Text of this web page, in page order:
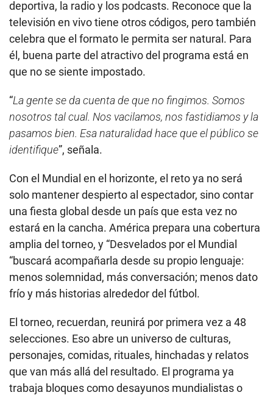
deportiva, la radio y los podcasts. Reconoce que la
televisión en vivo tiene otros códigos, pero también
celebra que el formato le permita ser natural. Para
él, buena parte del atractivo del programa está en
que no se siente impostado.
“La gente se da cuenta de que no fingimos. Somos
nosotros tal cual. Nos vacilamos, nos fastidiamos y la
pasamos bien. Esa naturalidad hace que el público se
identifique”, señala.
Con el Mundial en el horizonte, el reto ya no será
solo mantener despierto al espectador, sino contar
una fiesta global desde un país que esta vez no
estará en la cancha. América prepara una cobertura
amplia del torneo, y “Desvelados por el Mundial
“buscará acompañarla desde su propio lenguaje:
menos solemnidad, más conversación; menos dato
frío y más historias alrededor del fútbol.
El torneo, recuerdan, reunirá por primera vez a 48
selecciones. Eso abre un universo de culturas,
personajes, comidas, rituales, hinchadas y relatos
que van más allá del resultado. El programa ya
trabaja bloques como desayunos mundialistas o